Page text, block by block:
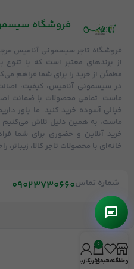
فروشگاه‌
فروشگاه تاجر سیسمونی آنامیس
از برندهای معتبر است که با تنوع
مطمئن از خرید را برای شما فراهم
در سیسمونی آنامیس، کیفیت،
ماست. تمامی محصولات با ضمانت
خیالی آسوده خرید کنید. ما باور
ماست، به همین دلیل تلاش
خرید آنلاین و حضوری برای شما
خانه‌ای با محصولات تاجر کالا،
شماره تماس09023730660
فروشگاه
علاقه مندی
0
سبد خرید
حساب کاربری من